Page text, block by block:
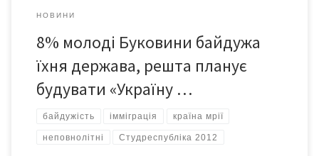
НОВИНИ
8% молоді Буковини байдужа
їхня держава, решта планує
будувати «Україну …
байдужість імміграція країна мрії
неповнолітні Студреспубліка 2012